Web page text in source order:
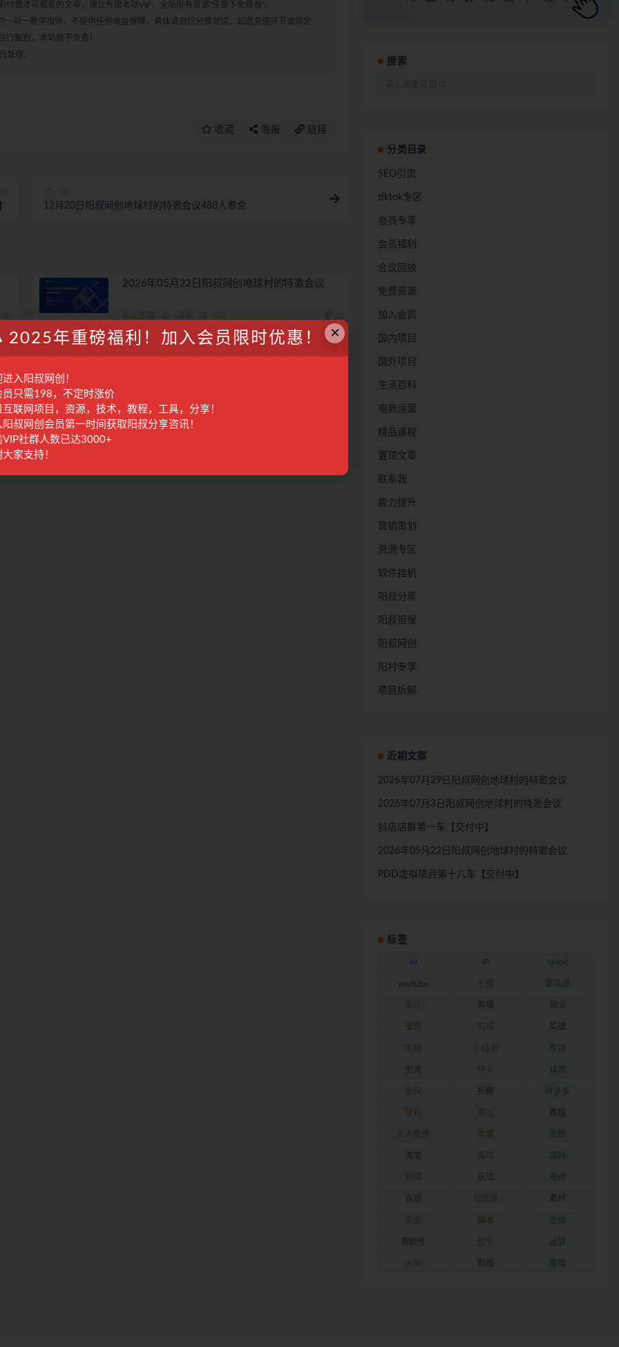
费才可观看的文章，建议升级本站VIP，全站所有资源“任意下免费看”。
对一教学指导，不提供任何收益保障，具体请自行分辨测试，如遇充值环节或绑定
行甄别，本站概不负责！
处理。
收藏 海报 链接
12月20日阳叔网创地球村的特邀会议488人参会
2026年05月22日阳叔网创地球村的特邀会议
28
搜索
分类目录
SEO引流
tiktok专区
会员专享
会员福利
会议回放
免费资源
加入会员
国内项目
国外项目
生活百科
电商运营
精品课程
置顶文章
联系我
能力提升
营销策划
资源专区
软件挂机
阳叔分享
阳叔担保
阳叔网创
阳村专享
项目拆解
近期文章
2026年07月29日阳叔网创地球村的特邀会议
2026年07月3日阳叔网创地球村的特邀会议
抖店店群第一车【交付中】
2026年05月22日阳叔网创地球村的特邀会议
PDD虚拟项目第十八车【交付中】
标签
AI IP tiktok
youtube 亚马逊
剪辑 副业
变现 实战
小红书 带货
引流 抖音
拆解 拼多多
挂机 教程
流量 涨粉
淘宝 源码
玩法 电商
直播 素材
脚本 虚拟
视频号 运营
阳叔 零撸
×
2025年重磅福利！加入会员限时优惠！
入阳叔网创！
员只需198，不定时涨价
互联网项目，资源，技术，教程，工具，分享！
阳叔网创会员第一时间获取阳叔分享咨讯！
VIP社群人数已达3000+
家支持！